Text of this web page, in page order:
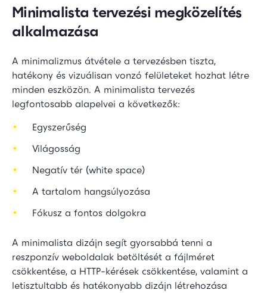
Minimalista tervezési megközelítés
alkalmazása
A minimalizmus átvétele a tervezésben tiszta,
hatékony és vizuálisan vonzó felületeket hozhat létre
minden eszközön. A minimalista tervezés
legfontosabb alapelvei a következők:
Egyszerűség
Világosság
Negatív tér (white space)
A tartalom hangsúlyozása
Fókusz a fontos dolgokra
A minimalista dizájn segít gyorsabbá tenni a
reszponzív weboldalak betöltését a fájlméret
csökkentése, a HTTP-kérések csökkentése, valamint a
letisztultabb és hatékonyabb dizájn létrehozása